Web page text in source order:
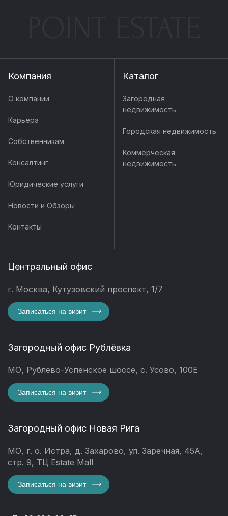
Компания
О компании
Карьера
Собственникам
Консалтинг
Юридические услуги
Новости и Обзоры
Контакты
Каталог
Загородная
недвижимость
Городская недвижимость
Коммерческая
недвижимость
Центральный офис
г. Москва, Кутузовский проспект, 1/7
Записаться на визит
Загородный офис Рублёвка
МО, Рублево-Успенское шоссе, с. Усово, 100Е
Записаться на визит
Загородный офис Новая Рига
МО, г. о. Истра, д. Захарово, ул. Заречная, 45А,
стр. 9, ТЦ Estate Mall
Записаться на визит